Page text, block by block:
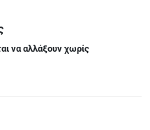
να αλλάξουν χωρίς